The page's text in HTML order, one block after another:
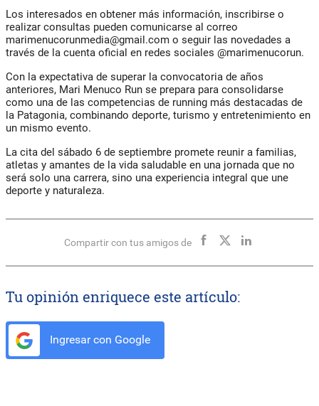
Los interesados en obtener más información, inscribirse o
realizar consultas pueden comunicarse al correo
marimenucorunmedia@gmail.com o seguir las novedades a
través de la cuenta oficial en redes sociales @marimenucorun.
Con la expectativa de superar la convocatoria de años
anteriores, Mari Menuco Run se prepara para consolidarse
como una de las competencias de running más destacadas de
la Patagonia, combinando deporte, turismo y entretenimiento en
un mismo evento.
La cita del sábado 6 de septiembre promete reunir a familias,
atletas y amantes de la vida saludable en una jornada que no
será solo una carrera, sino una experiencia integral que une
deporte y naturaleza.
Compartir con tus amigos de
Tu opinión enriquece este artículo:
Ingresar con Google